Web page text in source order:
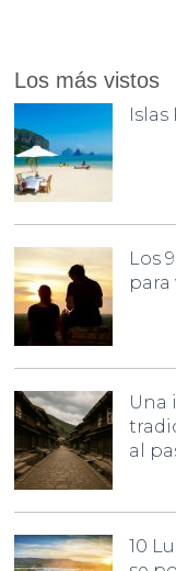
Los más vistos
Islas
Los
para
Una
al
10